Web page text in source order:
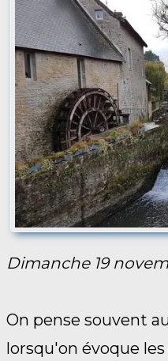
Dimanche 19
On pense souvent
lorsqu'on évoque